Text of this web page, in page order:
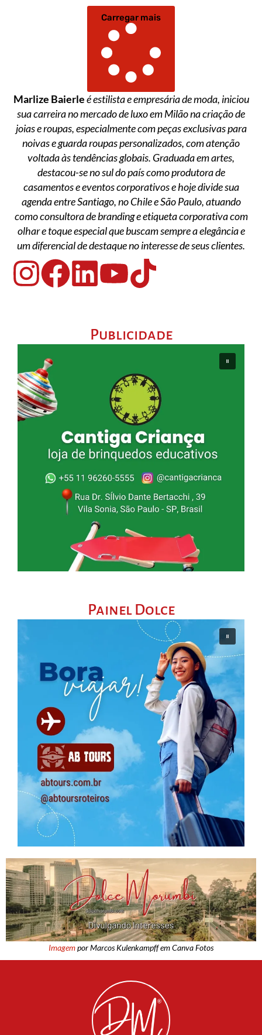
Carregar mais
Marlize Baierleé estilista e empresária de moda, iniciou
sua carreira no mercado de luxo em Milão na criação de
joias e roupas, especialmente com peças exclusivas para
noivas e guarda roupas personalizados, com atenção
voltada às tendências globais. Graduada em artes,
destacou-se no sul do país como produtora de
casamentos e eventos corporativos e hoje divide sua
agenda entre Santiago, no Chile e São Paulo, atuando
como consultora de branding e etiqueta corporativa com
olhar e toque especial que buscam sempre a elegância e
um diferencial de destaque no interesse de seus clientes.
Publicidade
Painel Dolce
Imagempor Marcos Kulenkampff em Canva Fotos